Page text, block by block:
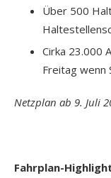
Über 500
Cirka 23.000
Freitag wenn
Netzplan ab 9. Juli
Fahrplan-